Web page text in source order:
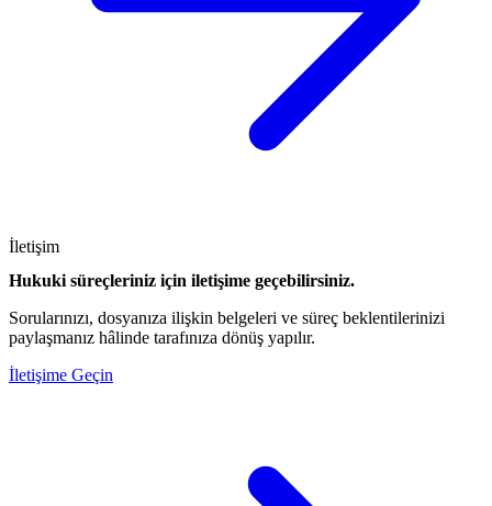
İletişim
Hukuki süreçleriniz için iletişime geçebilirsiniz.
Sorularınızı, dosyanıza ilişkin belgeleri ve süreç beklentilerinizi
paylaşmanız hâlinde tarafınıza dönüş yapılır.
İletişime Geçin